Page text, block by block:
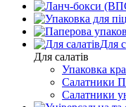
Для
Для салатів
Упаковка
Салатники
Салатники